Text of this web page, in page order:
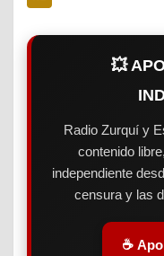
💥
Radio Zurquí y
contenido
independiente
censura y las
☕